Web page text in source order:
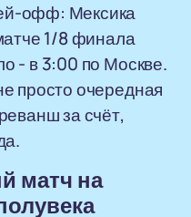
офф: Мексика
1/8 финала
- в 3:00 по Москве.
просто очередная
за счёт,
матч на